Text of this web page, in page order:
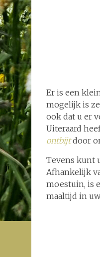
Er is een
mogelijk is
ook dat u er
Uiteraard
ontbijtdoor
Tevens kunt
Afhankelijk
moestuin, is
maaltijd in